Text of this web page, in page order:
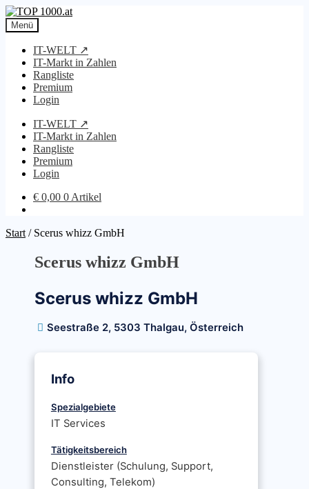
Zur
Navigation
springen
Zum
Inhalt
springen
Menü
IT-WELT ↗
IT-Markt in Zahlen
Rangliste
Premium
Login
IT-WELT ↗
IT-Markt in Zahlen
Rangliste
Premium
Login
€ 0,00 0 Artikel
Start / Scerus whizz GmbH
Scerus whizz GmbH
Scerus whizz GmbH
Seestraße 2, 5303 Thalgau, Österreich
Info
Spezialgebiete
IT Services
Tätigkeitsbereich
Dienstleister (Schulung, Support,
Consulting, Telekom)